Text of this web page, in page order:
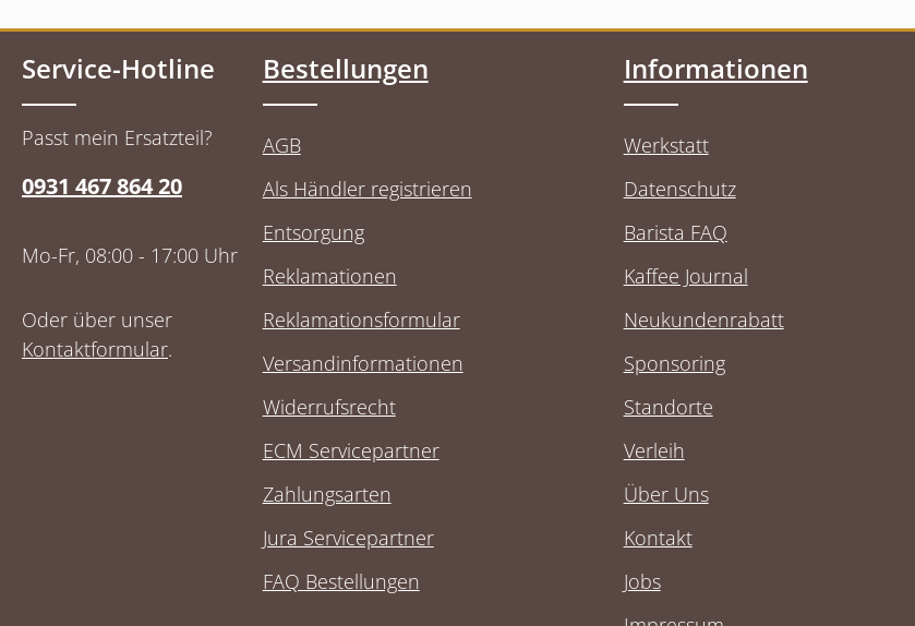
Service-Hotline
Passt mein Ersatzteil?
0931 467 864 20
Mo-Fr, 08:00 - 17:00 Uhr
Oder über unser
Kontaktformular.
Bestellungen
AGB
Als Händler registrieren
Entsorgung
Reklamationen
Reklamationsformular
Versandinformationen
Widerrufsrecht
ECM Servicepartner
Zahlungsarten
Jura Servicepartner
FAQ Bestellungen
Informationen
Werkstatt
Datenschutz
Barista FAQ
Kaffee Journal
Neukundenrabatt
Sponsoring
Standorte
Verleih
Über Uns
Kontakt
Jobs